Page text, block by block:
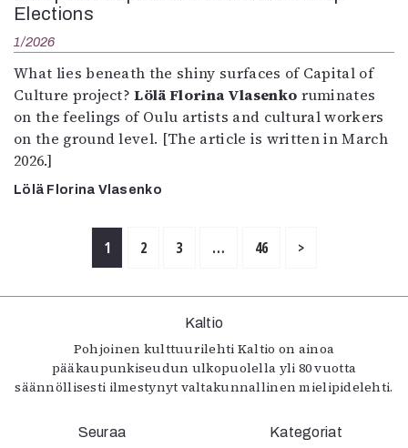
Elections
1/2026
What lies beneath the shiny surfaces of Capital of
Culture project?Lölä Florina Vlasenko ruminates
on the feelings of Oulu artists and cultural workers
on the ground level. [The article is written in March
2026.]
Lölä Florina Vlasenko
1 2 3 … 46 >
Kaltio
Pohjoinen kulttuurilehti Kaltio on ainoa
pääkaupunkiseudun ulkopuolella yli 80 vuotta
säännöllisesti ilmestynyt valtakunnallinen mielipidelehti.
Seuraa Kategoriat